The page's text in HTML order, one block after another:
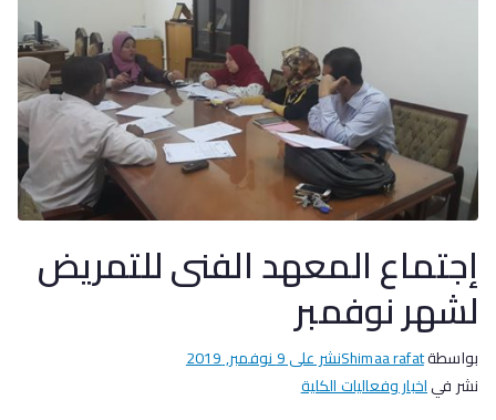
إجتماع المعهد الفنى للتمريض
لشهر نوفمبر
بواسطةShimaa rafatنشر على9 نوفمبر, 2019
نشر فياخبار وفعاليات الكلية